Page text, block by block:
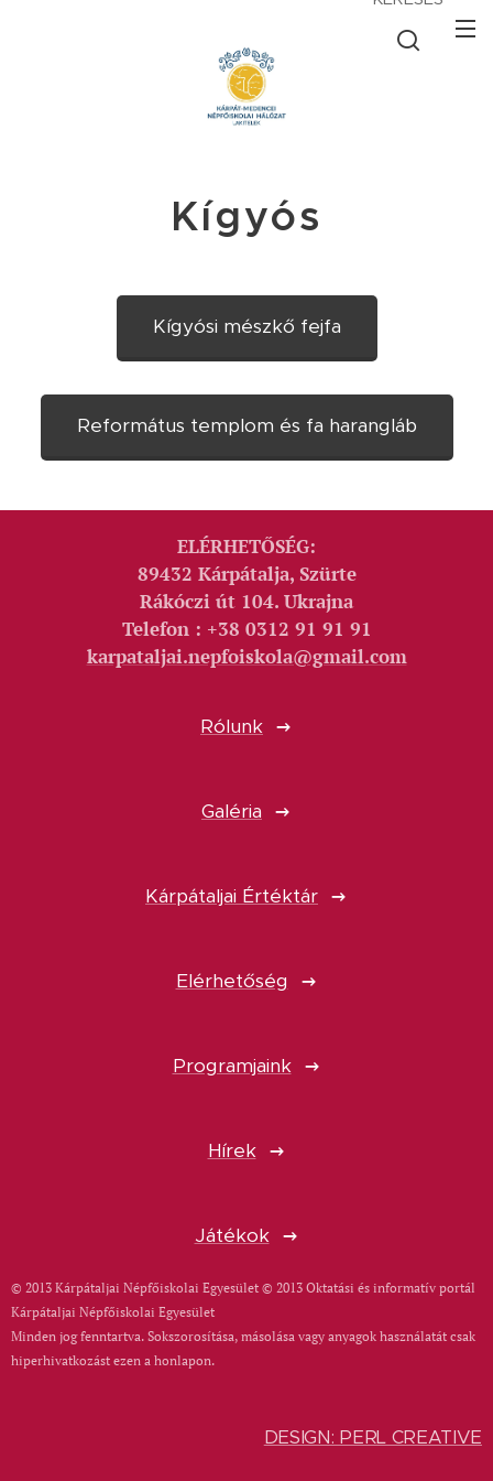
Kígyós
Kígyósi mészkő fejfa
Református templom és fa harangláb
ELÉRHETŐSÉG:
89432 Kárpátalja, Szürte
Rákóczi út 104. Ukrajna
Telefon : +38 0312 91 91 91
karpataljai.nepfoiskola@gmail.com
Rólunk
Galéria
Kárpátaljai Értéktár
Elérhetőség
Programjaink
Hírek
Játékok
© 2013 Kárpátaljai Népfőiskolai Egyesület © 2013 Oktatási és informatív portál
Kárpátaljai Népfőiskolai Egyesület
Minden jog fenntartva. Sokszorosítása, másolása vagy anyagok használatát csak
hiperhivatkozást ezen a honlapon.
DESIGN: PERL CREATIVE